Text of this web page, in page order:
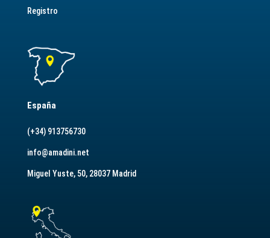
Registro
España
(+34) 913756730
info@amadini.net
Miguel Yuste, 50, 28037 Madrid